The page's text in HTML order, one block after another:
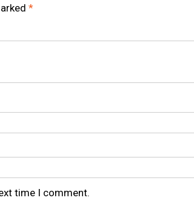
*
time I comment.